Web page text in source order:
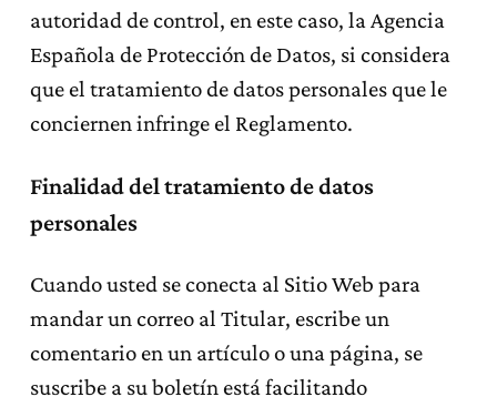
autoridad de control, en este caso, la Agencia
Española de Protección de Datos, si considera
que el tratamiento de datos personales que le
conciernen infringe el Reglamento.
Finalidad del tratamiento de datos
personales
Cuando usted se conecta al Sitio Web para
mandar un correo al Titular, escribe un
comentario en un artículo o una página, se
suscribe a su boletín está facilitando